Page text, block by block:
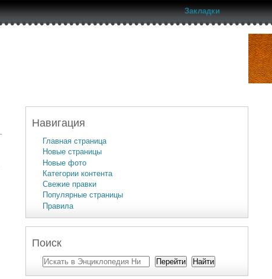
Закладки
Навигация
Главная страница
Новые страницы
Новые фото
Категории контента
Свежие правки
Популярные страницы
Правила
Поиск